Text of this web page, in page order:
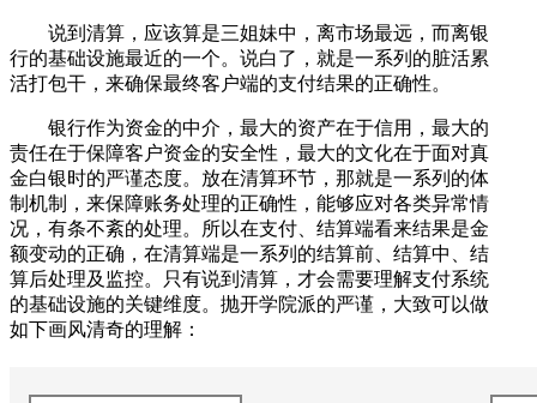
说到清算，应该算是三姐妹中，离市场最远，而离银
行的基础设施最近的一个。说白了，就是一系列的脏活累
活打包干，来确保最终客户端的支付结果的正确性。
银行作为资金的中介，最大的资产在于信用，最大的
责任在于保障客户资金的安全性，最大的文化在于面对真
金白银时的严谨态度。放在清算环节，那就是一系列的体
制机制，来保障账务处理的正确性，能够应对各类异常情
况，有条不紊的处理。所以在支付、结算端看来结果是金
额变动的正确，在清算端是一系列的结算前、结算中、结
算后处理及监控。只有说到清算，才会需要理解支付系统
的基础设施的关键维度。抛开学院派的严谨，大致可以做
如下画风清奇的理解：